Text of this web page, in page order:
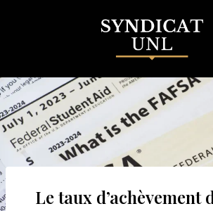
Le taux d’achèvement